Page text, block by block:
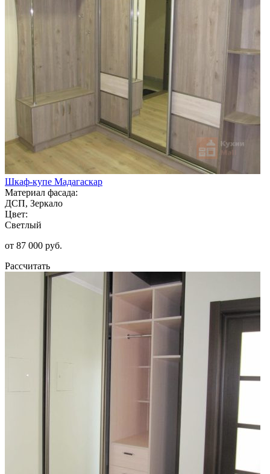
Шкаф-купе Мадагаскар
Материал фасада:
ДСП, Зеркало
Цвет:
Светлый
от 87 000 руб.
Рассчитать